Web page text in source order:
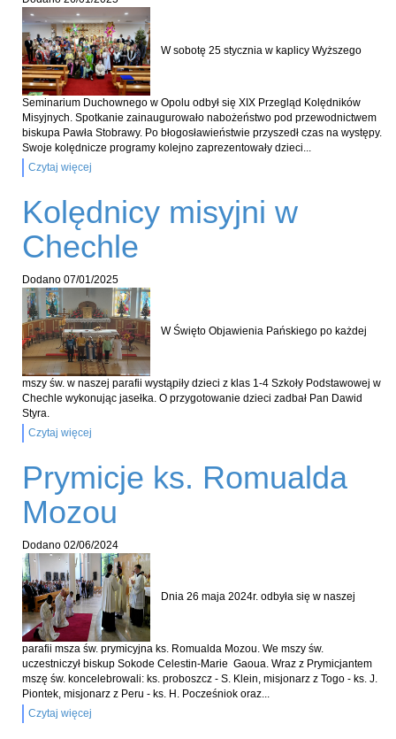
W sobotę 25 stycznia w kaplicy Wyższego
Seminarium Duchownego w Opolu odbył się XIX Przegląd Kolędników
Misyjnych. Spotkanie zainaugurowało nabożeństwo pod przewodnictwem
biskupa Pawła Stobrawy. Po błogosławieństwie przyszedł czas na występy.
Swoje kolędnicze programy kolejno zaprezentowały dzieci...
Czytaj więcej
Kolędnicy misyjni w
Chechle
Dodano 07/01/2025
W Święto Objawienia Pańskiego po każdej
mszy św. w naszej parafii wystąpiły dzieci z klas 1-4 Szkoły Podstawowej w
Chechle wykonując jasełka. O przygotowanie dzieci zadbał Pan Dawid
Styra.
Czytaj więcej
Prymicje ks. Romualda
Mozou
Dodano 02/06/2024
Dnia 26 maja 2024r. odbyła się w naszej
parafii msza św. prymicyjna ks. Romualda Mozou. We mszy św.
uczestniczył biskup Sokode Celestin-Marie Gaoua. Wraz z Prymicjantem
mszę św. koncelebrowali: ks. proboszcz - S. Klein, misjonarz z Togo - ks. J.
Piontek, misjonarz z Peru - ks. H. Pocześniok oraz...
Czytaj więcej